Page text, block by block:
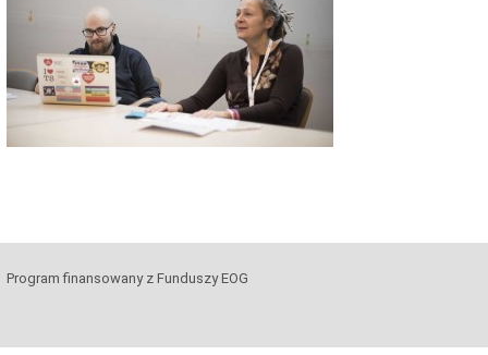
Program finansowany z Funduszy EOG